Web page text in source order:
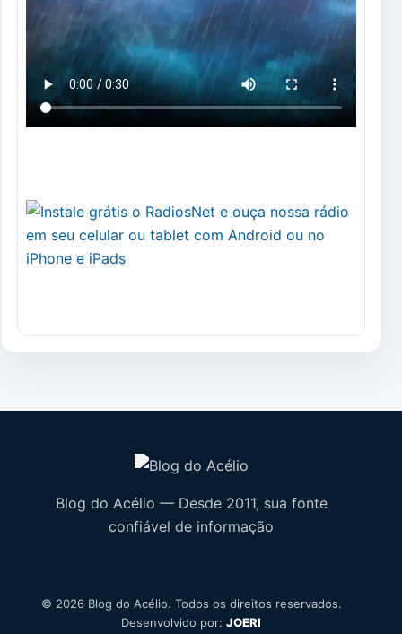
Blog do Acélio — Desde 2011, sua fonte
confiável de informação
© 2026 Blog do Acélio. Todos os direitos reservados.
Desenvolvido por: JOERI